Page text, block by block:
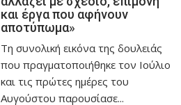
και έργα που αφήνουν
αποτύπωμα»
Τη συνολική εικόνα της δουλειάς
που πραγματοποιήθηκε τον Ιούλιο
και τις πρώτες ημέρες του
Αυγούστου παρουσίασε...